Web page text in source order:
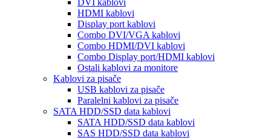
DVI kablovi
HDMI kablovi
Display port kablovi
Combo DVI/VGA kablovi
Combo HDMI/DVI kablovi
Combo Display port/HDMI kablovi
Ostali kablovi za monitore
Kablovi za pisače
USB kablovi za pisače
Paralelni kablovi za pisače
SATA HDD/SSD data kablovi
SATA HDD/SSD data kablovi
SAS HDD/SSD data kablovi